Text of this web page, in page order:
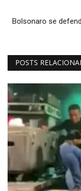
Bolsonaro se
POSTS